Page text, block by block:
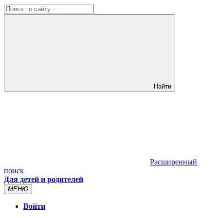
Найти
Расширенный
поиск
Для детей и родителей
МЕНЮ
Войти